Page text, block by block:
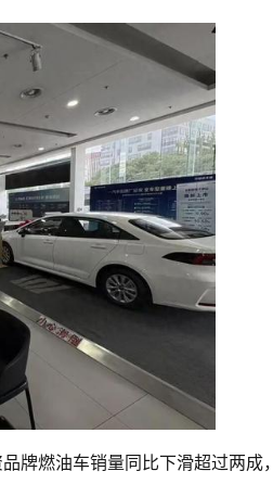
牌燃油车销量同比下滑超过两成